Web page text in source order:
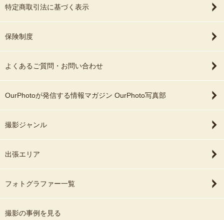
特定商取引法に基づく表示
保険制度
よくあるご質問・お問い合わせ
OurPhotoが発信する情報マガジン OurPhoto写真部
撮影ジャンル
出張エリア
フォトグラファー一覧
撮影の事例を見る